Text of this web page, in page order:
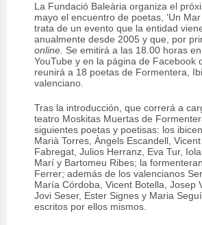
La Fundació Baleària organiza el
mayo el encuentro de poetas, ‘Un
trata de un evento que la entidad
anualmente desde 2005 y que, por
online. Se emitirá a las 18.00 horas
YouTube y en la página de Facebook
reunirá a 18 poetas de Formentera,
valenciano.
Tras la introducción, que correrá a
teatro Moskitas Muertas de
siguientes poetas y poetisas: los
Marià Torres, Àngels Escandell,
Fabregat, Julios Herranz, Eva Tur,
Marí y Bartomeu Ribes; la
Ferrer; además de los valencianos
María Córdoba, Vicent Botella, Josep
Jovi Seser, Ester Signes y Maria
escritos por ellos mismos.